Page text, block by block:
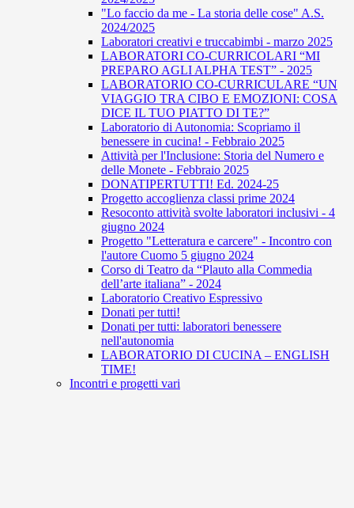
"Lo faccio da me - La storia delle cose" A.S.
2024/2025
Laboratori creativi e truccabimbi - marzo 2025
LABORATORI CO-CURRICOLARI “MI
PREPARO AGLI ALPHA TEST” - 2025
LABORATORIO CO-CURRICULARE “UN
VIAGGIO TRA CIBO E EMOZIONI: COSA
DICE IL TUO PIATTO DI TE?”
Laboratorio di Autonomia: Scopriamo il
benessere in cucina! - Febbraio 2025
Attività per l'Inclusione: Storia del Numero e
delle Monete - Febbraio 2025
DONATIPERTUTTI! Ed. 2024-25
Progetto accoglienza classi prime 2024
Resoconto attività svolte laboratori inclusivi - 4
giugno 2024
Progetto "Letteratura e carcere" - Incontro con
l'autore Cuomo 5 giugno 2024
Corso di Teatro da “Plauto alla Commedia
dell’arte italiana” - 2024
Laboratorio Creativo Espressivo
Donati per tutti!
Donati per tutti: laboratori benessere
nell'autonomia
LABORATORIO DI CUCINA – ENGLISH
TIME!
Incontri e progetti vari